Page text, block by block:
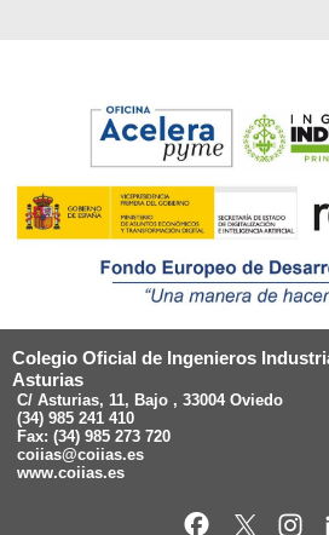
Colegio Oficial de Ingenieros
Asturias
C/ Asturias, 11, Bajo , 33004 Oviedo
(34) 985 241 410
Fax: (34) 985 273 720
coiias@coiias.es
www.coiias.es